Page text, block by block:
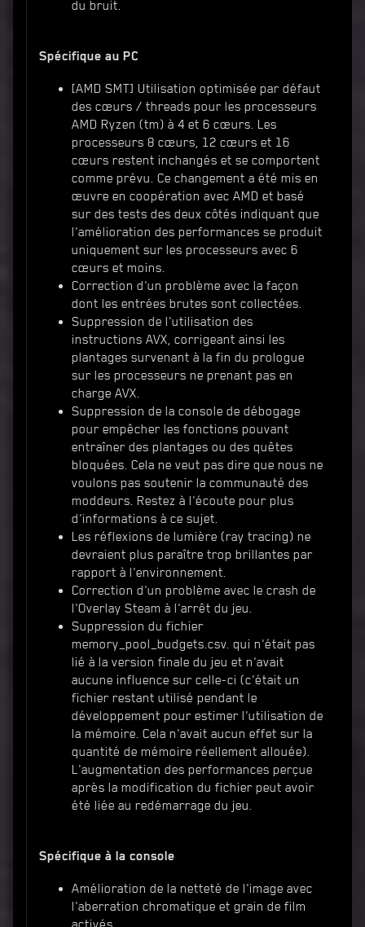
du bruit.
Spécifique au PC
[AMD SMT] Utilisation optimisée par défaut
des cœurs / threads pour les processeurs
AMD Ryzen (tm) à 4 et 6 cœurs. Les
processeurs 8 cœurs, 12 cœurs et 16
cœurs restent inchangés et se comportent
comme prévu. Ce changement a été mis en
œuvre en coopération avec AMD et basé
sur des tests des deux côtés indiquant que
l'amélioration des performances se produit
uniquement sur les processeurs avec 6
cœurs et moins.
Correction d'un problème avec la façon
dont les entrées brutes sont collectées.
Suppression de l'utilisation des
instructions AVX, corrigeant ainsi les
plantages survenant à la fin du prologue
sur les processeurs ne prenant pas en
charge AVX.
Suppression de la console de débogage
pour empêcher les fonctions pouvant
entraîner des plantages ou des quêtes
bloquées. Cela ne veut pas dire que nous ne
voulons pas soutenir la communauté des
moddeurs. Restez à l'écoute pour plus
d'informations à ce sujet.
Les réflexions de lumière (ray tracing) ne
devraient plus paraître trop brillantes par
rapport à l'environnement.
Correction d'un problème avec le crash de
l'Overlay Steam à l'arrêt du jeu.
Suppression du fichier
memory_pool_budgets.csv. qui n'était pas
lié à la version finale du jeu et n'avait
aucune influence sur celle-ci (c'était un
fichier restant utilisé pendant le
développement pour estimer l'utilisation de
la mémoire. Cela n'avait aucun effet sur la
quantité de mémoire réellement allouée).
L'augmentation des performances perçue
après la modification du fichier peut avoir
été liée au redémarrage du jeu.
Spécifique à la console
Amélioration de la netteté de l'image avec
l'aberration chromatique et grain de film